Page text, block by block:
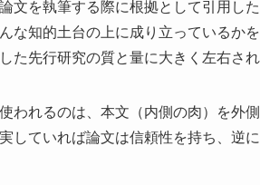
文を執筆する際に根拠として引用し
な知的土台の上に成り立っているか
た先行研究の質と量に大きく左右され
われるのは、本文（内側の肉）を外
していれば論文は信頼性を持ち、逆